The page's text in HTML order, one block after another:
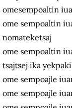
omesempoaltin
ome sempoaltin
nomateketsaj
ome sempoaltin
tsajtsej ika
ome sempoajle
ome sempoajle